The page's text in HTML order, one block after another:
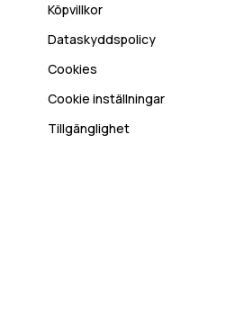
Köpvillkor
Dataskyddspolicy
Cookies
Cookie inställningar
Tillgänglighet